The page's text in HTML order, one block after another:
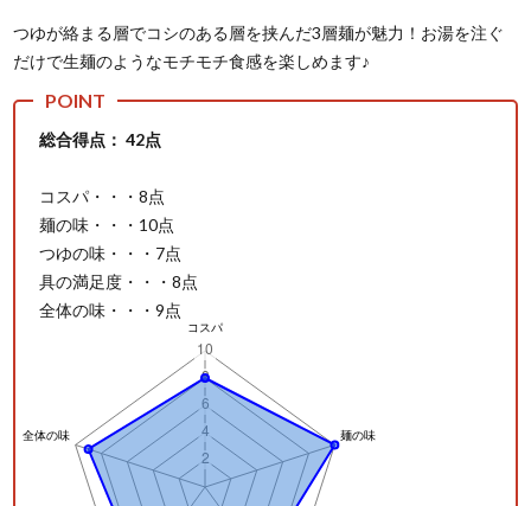
つゆが絡まる層でコシのある層を挟んだ3層麺が魅力！お湯を注ぐ
だけで生麺のようなモチモチ食感を楽しめます♪
総合得点： 42点
コスパ・・・8点
麺の味・・・10点
つゆの味・・・7点
具の満足度・・・8点
全体の味・・・9点